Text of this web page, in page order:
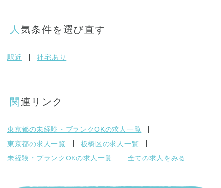
人気条件を選び直す
駅近 社宅あり
関連リンク
東京都の未経験・ブランクOKの求人一覧
東京都の求人一覧
板橋区の求人一覧
未経験・ブランクOKの求人一覧
全ての求人をみる